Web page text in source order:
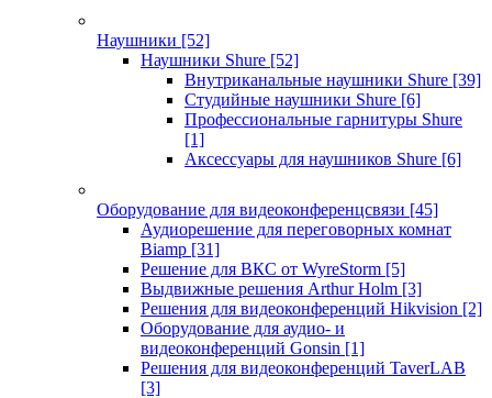
Наушники [52]
Наушники Shure [52]
Внутриканальные наушники Shure [39]
Студийные наушники Shure [6]
Профессиональные гарнитуры Shure
[1]
Аксессуары для наушников Shure [6]
Оборудование для видеоконференцсвязи [45]
Аудиорешение для переговорных комнат
Biamp [31]
Решение для ВКС от WyreStorm [5]
Выдвижные решения Arthur Holm [3]
Решения для видеоконференций Hikvision [2]
Оборудование для аудио- и
видеоконференций Gonsin [1]
Решения для видеоконференций TaverLAB
[3]